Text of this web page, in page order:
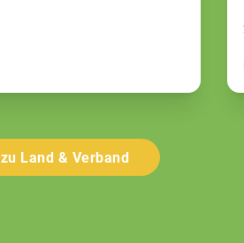
Land & Verband